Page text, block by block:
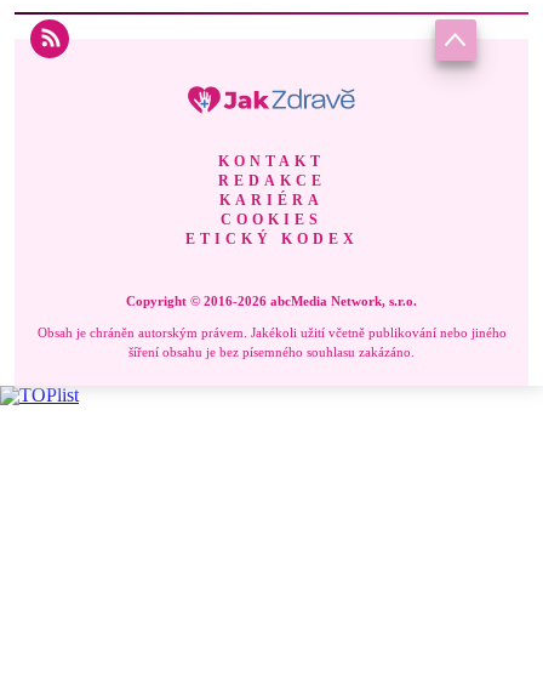
KONTAKT
REDAKCE
KARIÉRA
COOKIES
ETICKÝ KODEX
Copyright © 2016-2026 abcMedia Network, s.r.o.
Obsah je chráněn autorským právem. Jakékoli užití včetně publikování nebo jiného
šíření obsahu je bez písemného souhlasu zakázáno.